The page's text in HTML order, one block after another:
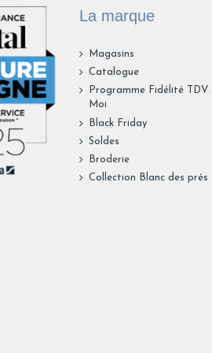
La marque
Magasins
Catalogue
Programme Fidélité TDV
Moi
Black Friday
Soldes
Broderie
Collection Blanc des prés